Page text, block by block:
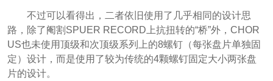
不过可以看得出，二者依旧使用了几乎相同的设计思
路，除了阉割SPUER RECORD上抗扭转的“桥”外，CHOR
US也未使用顶级和次顶级系列上的8螺钉（每张盘片单独固
定）设计，而是使用了较为传统的4颗螺钉固定大小两张盘
片的设计。